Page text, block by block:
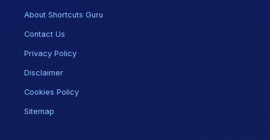
About Shortcuts Guru
Contact Us
Privacy Policy
Disclaimer
Cookies Policy
Sitemap